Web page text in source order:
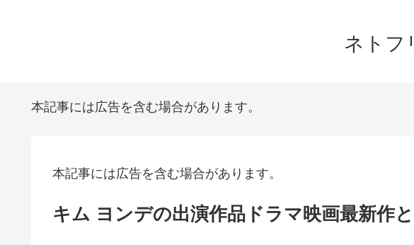
ネトフ
本記事には広告を含む場合があります。
本記事には広告を含む場合があります。
キム ヨンデの出演作品ドラマ映画最新作